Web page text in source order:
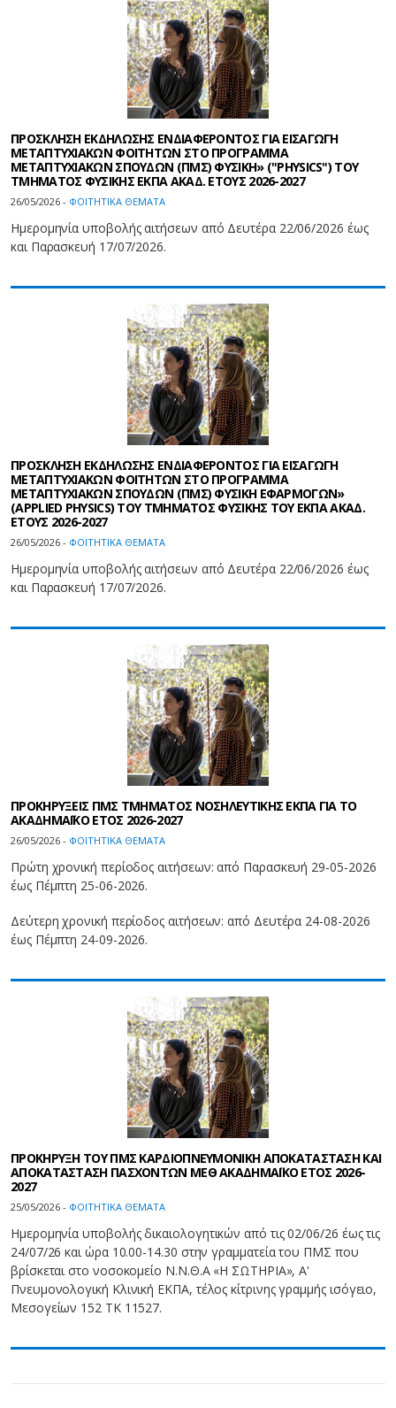
ΠΡΟΣΚΛΗΣΗ ΕΚΔΗΛΩΣΗΣ ΕΝΔΙΑΦΕΡΟΝΤΟΣ ΓΙΑ ΕΙΣΑΓΩΓΗ
ΜΕΤΑΠΤΥΧΙΑΚΩΝ ΦΟΙΤΗΤΩΝ ΣΤΟ ΠΡΟΓΡΑΜΜΑ
ΜΕΤΑΠΤΥΧΙΑΚΩΝ ΣΠΟΥΔΩΝ (ΠΜΣ) ΦΥΣΙΚΗ» ("PHYSICS") ΤΟΥ
ΤΜΗΜΑΤΟΣ ΦΥΣΙΚΗΣ ΕΚΠΑ ΑΚΑΔ. ΕΤΟΥΣ 2026-2027
26/05/2026 - ΦΟΙΤΗΤΙΚΑ ΘΕΜΑΤΑ
Ημερομηνία υποβολής αιτήσεων από Δευτέρα 22/06/2026 έως
και Παρασκευή 17/07/2026.
ΠΡΟΣΚΛΗΣΗ ΕΚΔΗΛΩΣΗΣ ΕΝΔΙΑΦΕΡΟΝΤΟΣ ΓΙΑ ΕΙΣΑΓΩΓΗ
ΜΕΤΑΠΤΥΧΙΑΚΩΝ ΦΟΙΤΗΤΩΝ ΣΤΟ ΠΡΟΓΡΑΜΜΑ
ΜΕΤΑΠΤΥΧΙΑΚΩΝ ΣΠΟΥΔΩΝ (ΠΜΣ) ΦΥΣΙΚΗ ΕΦΑΡΜΟΓΩΝ»
(APPLIED PHYSICS) ΤΟΥ ΤΜΗΜΑΤΟΣ ΦΥΣΙΚΗΣ ΤΟΥ ΕΚΠΑ ΑΚΑΔ.
ΕΤΟΥΣ 2026-2027
26/05/2026 - ΦΟΙΤΗΤΙΚΑ ΘΕΜΑΤΑ
Ημερομηνία υποβολής αιτήσεων από Δευτέρα 22/06/2026 έως
και Παρασκευή 17/07/2026.
ΠΡΟΚΗΡΥΞΕΙΣ ΠΜΣ ΤΜΗΜΑΤΟΣ ΝΟΣΗΛΕΥΤΙΚΗΣ ΕΚΠΑ ΓΙΑ ΤΟ
ΑΚΑΔΗΜΑΪΚΟ ΕΤΟΣ 2026-2027
26/05/2026 - ΦΟΙΤΗΤΙΚΑ ΘΕΜΑΤΑ
Πρώτη χρονική περίοδος αιτήσεων: από Παρασκευή 29-05-2026
έως Πέμπτη 25-06-2026.
Δεύτερη χρονική περίοδος αιτήσεων: από Δευτέρα 24-08-2026
έως Πέμπτη 24-09-2026.
ΠΡΟΚΗΡΥΞΗ ΤΟΥ ΠΜΣ ΚΑΡΔΙΟΠΝΕΥΜΟΝΙΚΗ ΑΠΟΚΑΤΑΣΤΑΣΗ ΚΑΙ
ΑΠΟΚΑΤΑΣΤΑΣΗ ΠΑΣΧΟΝΤΩΝ ΜΕΘ ΑΚΑΔΗΜΑΪΚΟ ΕΤΟΣ 2026-
2027
25/05/2026 - ΦΟΙΤΗΤΙΚΑ ΘΕΜΑΤΑ
Ημερομηνία υποβολής δικαιολογητικών από τις 02/06/26 έως τις
24/07/26 και ώρα 10.00-14.30 στην γραμματεία του ΠΜΣ που
βρίσκεται στο νοσοκομείο Ν.Ν.Θ.Α «Η ΣΩΤΗΡΙΑ», Α'
Πνευμονολογική Κλινική ΕΚΠΑ, τέλος κίτρινης γραμμής ισόγειο,
Μεσογείων 152 ΤΚ 11527.